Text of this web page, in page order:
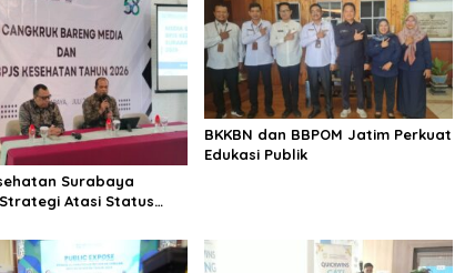
Surabaya
Atasi Status
BKKBN dan BBPOM Jatim Perkuat
Edukasi Publik